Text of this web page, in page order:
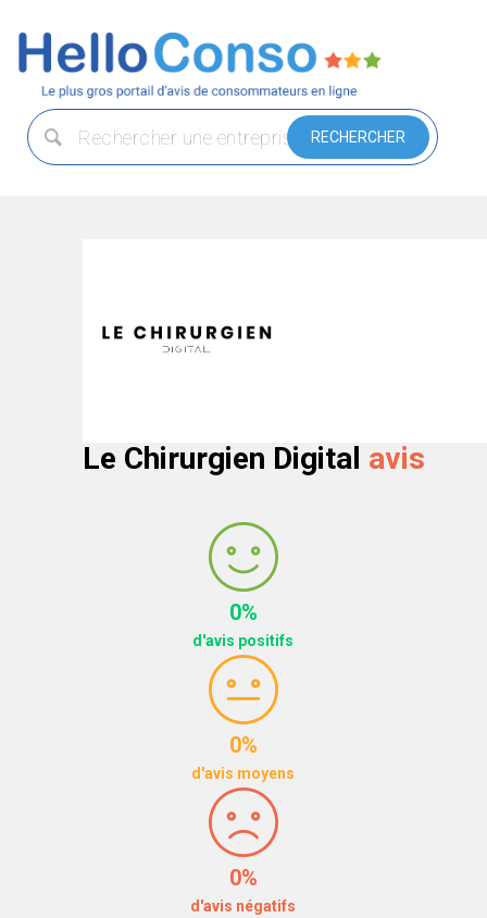
Le Chirurgien Digital avis
0%
d'avis positifs
0%
d'avis moyens
0%
d'avis négatifs